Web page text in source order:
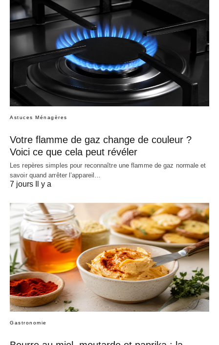
Astuces Ménagères
Votre flamme de gaz change de couleur ?
Voici ce que cela peut révéler
Les repères simples pour reconnaître une flamme de gaz normale et
savoir quand arrêter l’appareil…
7 jours Il y a
Gastronomie